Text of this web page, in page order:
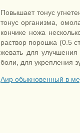
Повышает тонус
тонус организма,
кончике ножа
раствор порошка (0.5
жевать для
боли, для укрепления
Аир обыкновенный в